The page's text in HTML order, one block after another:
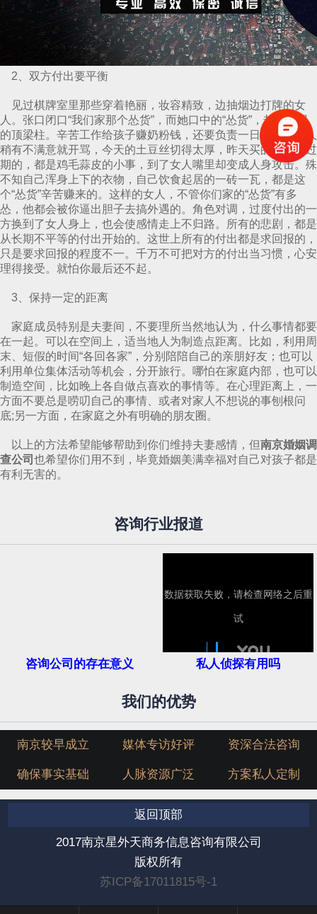
2、双方付出要平衡
见过棋牌室里那些穿着艳丽，妆容精致，边抽烟边打牌的女
人。张口闭口“我们家那个怂货”，而她口中的“怂货”，却是家里
的顶梁柱。辛苦工作给孩子赚奶粉钱，还要负责一日三餐。女人
稍有不满意就开骂，今天的土豆丝切得太厚，昨天买的牛奶是过
期的，都是鸡毛蒜皮的小事，到了女人嘴里却变成人身攻击。殊
不知自己浑身上下的衣物，自己饮食起居的一砖一瓦，都是这
个“怂货”辛苦赚来的。这样的女人，不管你们家的“怂货”有多
怂，他都会被你逼出胆子去搞外遇的。角色对调，过度付出的一
方换到了女人身上，也会使感情走上不归路。所有的悲剧，都是
从长期不平等的付出开始的。这世上所有的付出都是求回报的，
只是要求回报的程度不一。千万不可把对方的付出当习惯，心安
理得接受。就怕你最后还不起。
3、保持一定的距离
家庭成员特别是夫妻间，不要理所当然地认为，什么事情都要
在一起。可以在空间上，适当地人为制造点距离。比如，利用周
末、短假的时间“各回各家”，分别陪陪自己的亲朋好友；也可以
利用单位集体活动等机会，分开旅行。哪怕在家庭内部，也可以
制造空间，比如晚上各自做点喜欢的事情等。在心理距离上，一
方面不要总是唠叨自己的事情、或者对家人不想说的事刨根问
底;另一方面，在家庭之外有明确的朋友圈。
以上的方法希望能够帮助到你们维持夫妻感情，但南京婚姻调
查公司 也希望你们用不到，毕竟婚姻美满幸福对自己对孩子都是
有利无害的。
咨询行业报道
咨询公司的存在意义 私人侦探有用吗
我们的优势
南京较早成立 媒体专访好评 资深合法咨询
确保事实基础 人脉资源广泛 方案私人定制
返回顶部
2017南京星外天商务信息咨询有限公司
版权所有
苏ICP备17011815号-1